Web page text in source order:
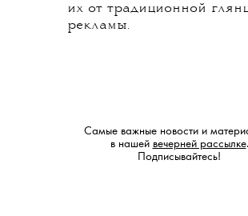
их от традиционной
рекламы.
Самые важные новости и
в нашей вечерней рассылке.
Подписывайтесь!